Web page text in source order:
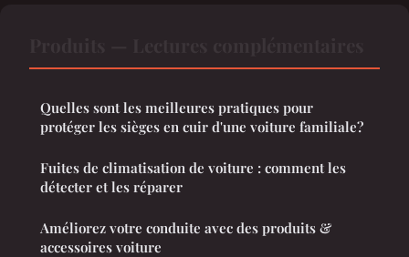
Quelles sont les meilleures pratiques pour
protéger les sièges en cuir d'une voiture familiale?
Fuites de climatisation de voiture : comment les
détecter et les réparer
Améliorez votre conduite avec des produits &
accessoires voiture